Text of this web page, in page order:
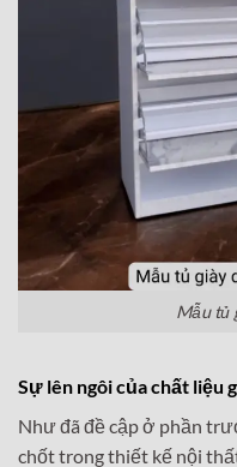
Mẫu tủ
Sự lên ngôi của chất liệu
Như đã đề cập ở phần
chốt trong thiết kế nội